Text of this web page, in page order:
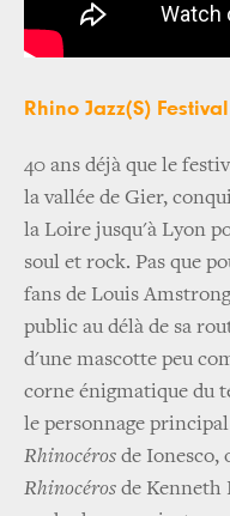
Rhino Jazz(S) Festival
40 ans déjà que le
la vallée de Gier,
la Loire jusqu'à Lyon
soul et rock. Pas que
fans de Louis
public au délà de sa
d'une mascotte peu
corne énigmatique du
le personnage
Rhinocéros de Ionesco,
Rhinocéros de Kenneth